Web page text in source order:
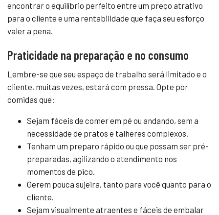
encontrar o equilíbrio perfeito entre um preço atrativo
para o cliente e uma rentabilidade que faça seu esforço
valer a pena.
Praticidade na preparação e no consumo
Lembre-se que seu espaço de trabalho será limitado e o
cliente, muitas vezes, estará com pressa. Opte por
comidas que:
Sejam fáceis de comer em pé ou andando, sem a
necessidade de pratos e talheres complexos.
Tenham um preparo rápido ou que possam ser pré-
preparadas, agilizando o atendimento nos
momentos de pico.
Gerem pouca sujeira, tanto para você quanto para o
cliente.
Sejam visualmente atraentes e fáceis de embalar